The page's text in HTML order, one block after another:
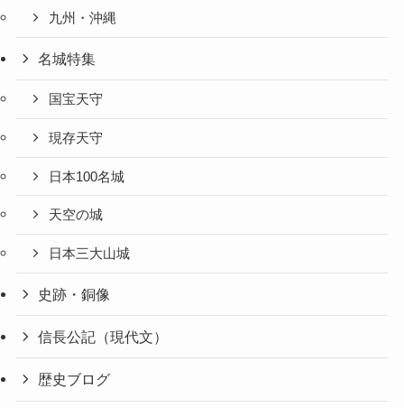
九州・沖縄
名城特集
国宝天守
現存天守
日本100名城
天空の城
日本三大山城
史跡・銅像
信長公記（現代文）
歴史ブログ